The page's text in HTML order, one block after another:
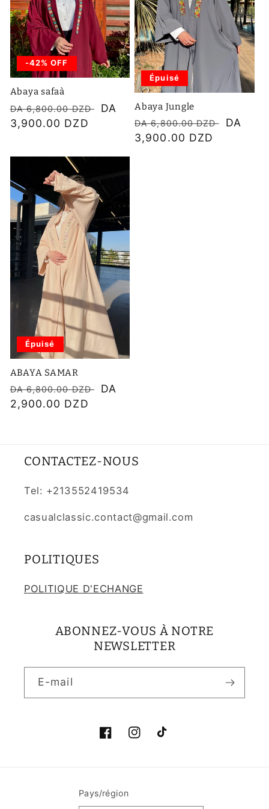
-42% OFF
Abaya safaà
Prix
habituel
DA 6,800.00 DZD
Prix
DA
3,900.00 DZD
Épuisé
Abaya Jungle
Prix
habituel
DA 6,800.00 DZD
Prix
DA
3,900.00 DZD
Épuisé
ABAYA SAMAR
Prix
habituel
DA 6,800.00 DZD
Prix
DA
2,900.00 DZD
CONTACTEZ-NOUS
Tel: +213552419534
casualclassic.contact@gmail.com
POLITIQUES
POLITIQUE D'ECHANGE
ABONNEZ-VOUS À NOTRE
NEWSLETTER
E-mail
FacebookInstagramTikTok
Pays/région